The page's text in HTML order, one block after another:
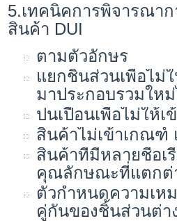
5.เทคนิคการพิจารณา
สินค้า DUI
ตามตัวอักษร
แยกชิ้นส่วนเพื่อไม่
มาประกอบรวมให
ปนเปื้อนเพื่อไม่ให้เ
สินค้าไม่เข้าเกณฑ์
สินค้าที่มีหลายชื่อเ
คุณลักษณะที่แตกต่
ตัวกำหนดความเห
คู่กันของชิ้นส่วนต่า